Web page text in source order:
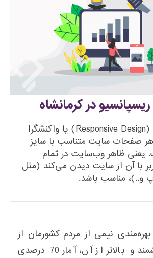
در کرمانشاه
طراحی ریسپانسیو (Responsive Design) یا واکنشگرا
صفحات سایت متناسب با سایز
یعنی ظاهر وب‌سایت در تمام
با آن از سایت دیدن می‌کند (مثل
و..)، مناسب باشد.
بهره‌مندی نیمی از مردم کشورمان از
گوشی‌های هوشمند و بالاتر از آن، آمار 70 درصدی